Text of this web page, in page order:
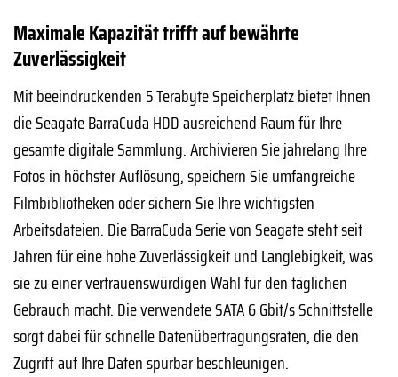
Maximale Kapazität trifft auf bewährte
Zuverlässigkeit
Mit beeindruckenden 5 Terabyte Speicherplatz bietet Ihnen
die Seagate BarraCuda HDD ausreichend Raum für Ihre
gesamte digitale Sammlung. Archivieren Sie jahrelang Ihre
Fotos in höchster Auflösung, speichern Sie umfangreiche
Filmbibliotheken oder sichern Sie Ihre wichtigsten
Arbeitsdateien. Die BarraCuda Serie von Seagate steht seit
Jahren für eine hohe Zuverlässigkeit und Langlebigkeit, was
sie zu einer vertrauenswürdigen Wahl für den täglichen
Gebrauch macht. Die verwendete SATA 6 Gbit/s Schnittstelle
sorgt dabei für schnelle Datenübertragungsraten, die den
Zugriff auf Ihre Daten spürbar beschleunigen.